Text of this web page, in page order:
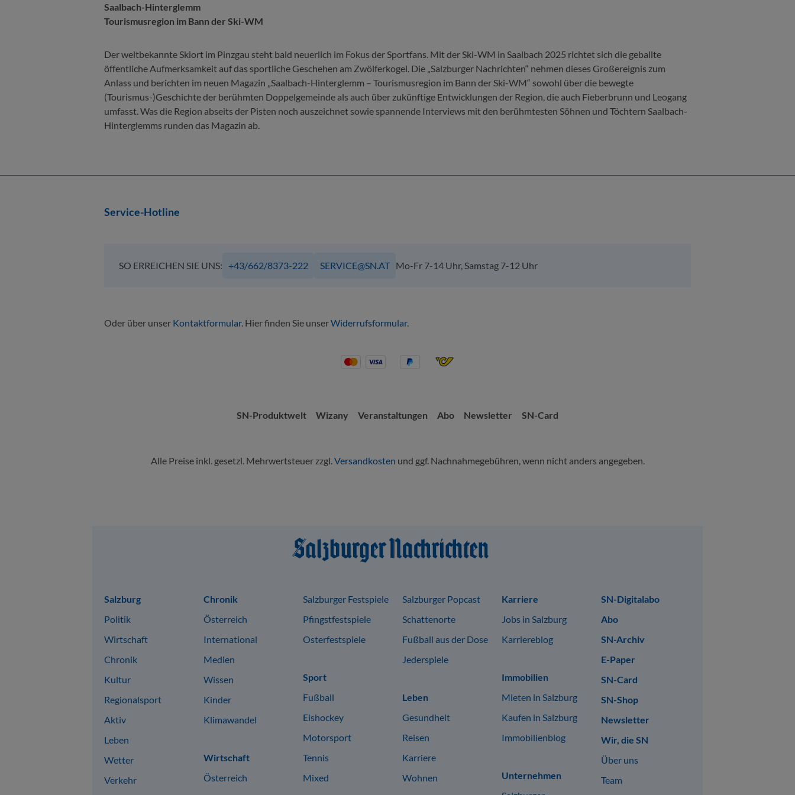
Saalbach-Hinterglemm
Tourismusregion im Bann der Ski-WM
Der weltbekannte Skiort im Pinzgau steht bald neuerlich im Fokus der Sportfans. Mit der Ski-WM in Saalbach 2025 richtet sich die geballte
öffentliche Aufmerksamkeit auf das sportliche Geschehen am Zwölferkogel. Die „Salzburger Nachrichten“ nehmen dieses Großereignis zum
Anlass und berichten im neuen Magazin „Saalbach-Hinterglemm – Tourismusregion im Bann der Ski-WM“ sowohl über die bewegte
(Tourismus-)Geschichte der berühmten Doppelgemeinde als auch über zukünftige Entwicklungen der Region, die auch Fieberbrunn und Leogang
umfasst. Was die Region abseits der Pisten noch auszeichnet sowie spannende Interviews mit den berühmtesten Söhnen und Töchtern Saalbach-
Hinterglemms runden das Magazin ab.
Service-Hotline
SO ERREICHEN SIE UNS: +43/662/8373-222 SERVICE@SN.AT Mo-Fr 7-14 Uhr, Samstag 7-12 Uhr
Oder über unser Kontaktformular. Hier finden Sie unserWiderrufsformular.
SN-Produktwelt Wizany Veranstaltungen Abo Newsletter SN-Card
Alle Preise inkl. gesetzl. Mehrwertsteuer zzgl.Versandkosten und ggf. Nachnahmegebühren, wenn nicht anders angegeben.
Sitemap
Salzburg
Politik
Wirtschaft
Chronik
Kultur
Regionalsport
Aktiv
Leben
Wetter
Verkehr
Chronik
Österreich
International
Medien
Wissen
Kinder
Klimawandel
Wirtschaft
Österreich
Salzburger Festspiele
Pfingstfestspiele
Osterfestspiele
Sport
Fußball
Eishockey
Motorsport
Tennis
Mixed
Salzburger Popcast
Schattenorte
Fußball aus der Dose
Jederspiele
Leben
Gesundheit
Reisen
Karriere
Wohnen
Karriere
Jobs in Salzburg
Karriereblog
Immobilien
Mieten in Salzburg
Kaufen in Salzburg
Immobilienblog
Unternehmen
SN-Digitalabo
Abo
SN-Archiv
E-Paper
SN-Card
SN-Shop
Newsletter
Wir, die SN
Über uns
Team